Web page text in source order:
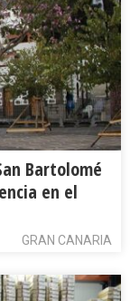
Bartolomé
en el
GRAN CANARIA